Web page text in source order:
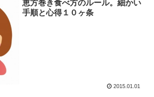
恵方巻き食べ方のルール。細かい
手順と心得１０ヶ条
2015.01.01